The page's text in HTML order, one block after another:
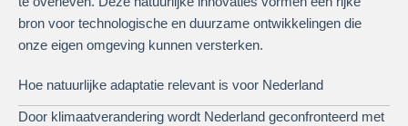
bron voor technologische en duurzame ontwikkelingen die
onze eigen omgeving kunnen versterken.
Hoe natuurlijke adaptatie relevant is voor Nederland
Door klimaatverandering wordt Nederland geconfronteerd met